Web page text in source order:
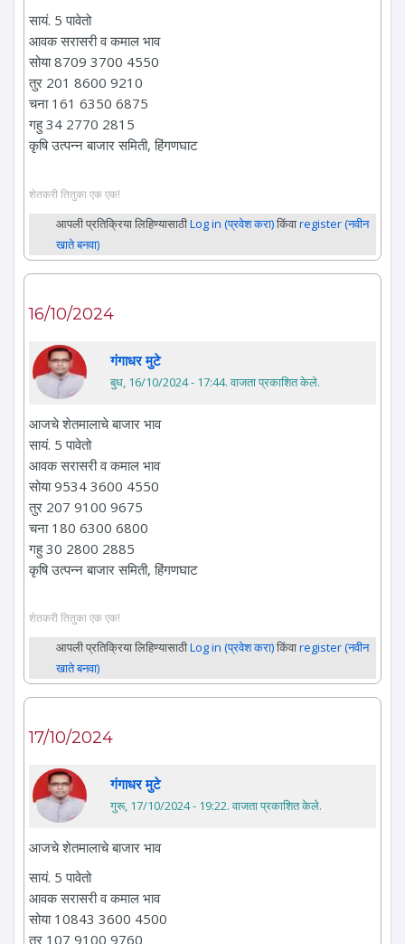
सायं. 5 पावेतो
आवक सरासरी व कमाल भाव
सोया 8709 3700 4550
तुर 201 8600 9210
चना 161 6350 6875
गहु 34 2770 2815
कृषि उत्पन्न बाजार समिती, हिंगणघाट
शेतकरी तितुका एक एक!
आपली प्रतिक्रिया लिहिण्यासाठीLog in (प्रवेश करा)किंवाregister (नवीन
खाते बनवा)
16/10/2024
गंगाधर मुटे
बुध, 16/10/2024 - 17:44. वाजता प्रकाशित केले.
आजचे शेतमालाचे बाजार भाव
सायं. 5 पावेतो
आवक सरासरी व कमाल भाव
सोया 9534 3600 4550
तुर 207 9100 9675
चना 180 6300 6800
गहु 30 2800 2885
कृषि उत्पन्न बाजार समिती, हिंगणघाट
शेतकरी तितुका एक एक!
आपली प्रतिक्रिया लिहिण्यासाठीLog in (प्रवेश करा)किंवाregister (नवीन
खाते बनवा)
17/10/2024
गंगाधर मुटे
गुरू, 17/10/2024 - 19:22. वाजता प्रकाशित केले.
आजचे शेतमालाचे बाजार भाव
सायं. 5 पावेतो
आवक सरासरी व कमाल भाव
सोया 10843 3600 4500
तुर 107 9100 9760